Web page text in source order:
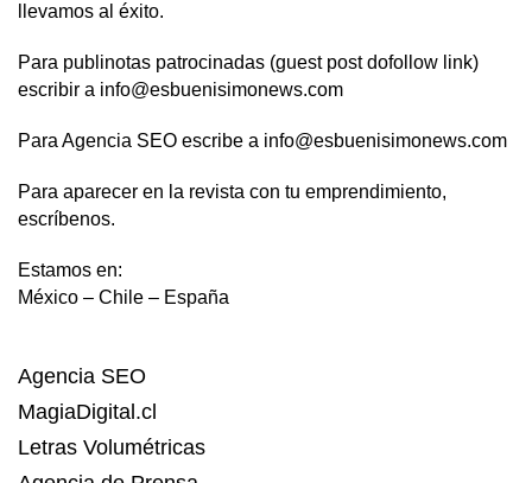
llevamos al éxito.
Para publinotas patrocinadas (guest post dofollow link)
escribir a info@esbuenisimonews.com
Para Agencia SEO escribe a info@esbuenisimonews.com
Para aparecer en la revista con tu emprendimiento,
escríbenos.
Estamos en:
México – Chile – España
Agencia SEO
MagiaDigital.cl
Letras Volumétricas